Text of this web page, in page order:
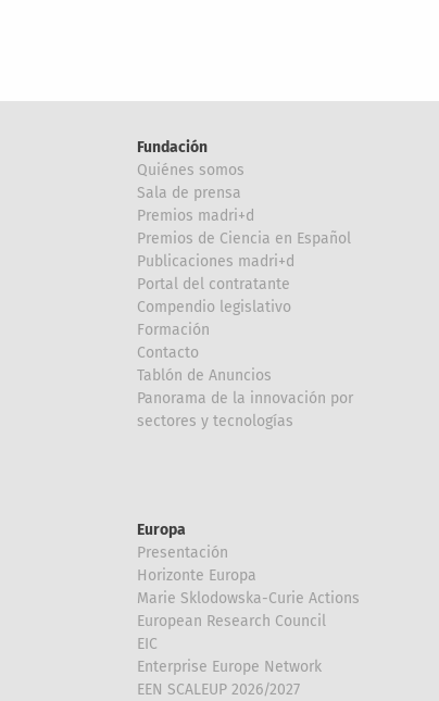
Fundación
Quiénes somos
Sala de prensa
Premios madri+d
Premios de Ciencia en Español
Publicaciones madri+d
Portal del contratante
Compendio legislativo
Formación
Contacto
Tablón de Anuncios
Panorama de la innovación por
sectores y tecnologías
Europa
Presentación
Horizonte Europa
Marie Sklodowska-Curie Actions
European Research Council
EIC
Enterprise Europe Network
EEN SCALEUP 2026/2027